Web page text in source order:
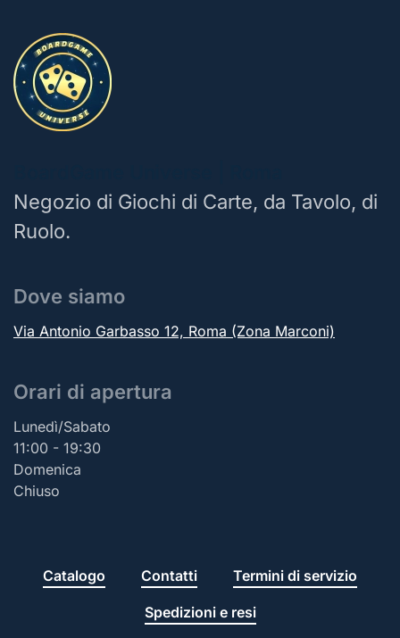
Negozio di Giochi di Carte, da Tavolo, di
Ruolo.
Dove siamo
Via Antonio Garbasso 12, Roma (Zona Marconi)
Orari di apertura
Lunedì/Sabato
11:00 - 19:30
Domenica
Chiuso
Catalogo Contatti Termini di servizio
Spedizioni e resi